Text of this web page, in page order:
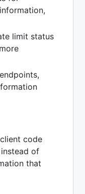
limit status
code
of
that